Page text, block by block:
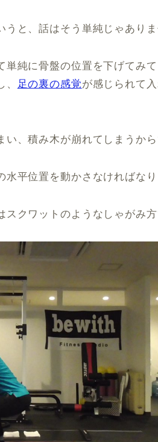
と、話はそう単純じゃありま
純に骨盤の位置を下げてみ
足の裏の感覚が感じられて
、積み木が崩れてしまうから
平位置を動かさなければなり
クワットのようなしゃがみ